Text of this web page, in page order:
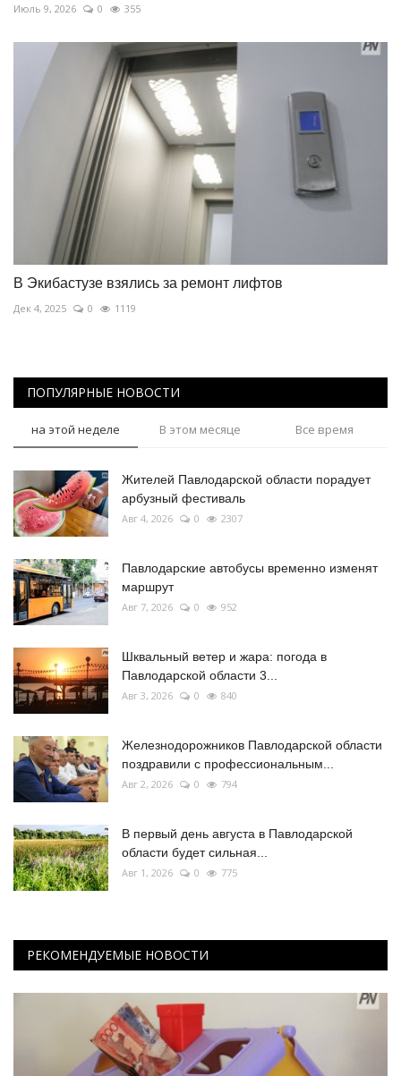
Июль 9, 2026 0 355
В Экибастузе взялись за ремонт лифтов
Дек 4, 2025 0 1119
ПОПУЛЯРНЫЕ НОВОСТИ
на этой неделе В этом месяце Все время
Жителей Павлодарской области порадует
арбузный фестиваль
Авг 4, 2026 0 2307
Павлодарские автобусы временно изменят
маршрут
Авг 7, 2026 0 952
Шквальный ветер и жара: погода в
Павлодарской области 3...
Авг 3, 2026 0 840
Железнодорожников Павлодарской области
поздравили с профессиональным...
Авг 2, 2026 0 794
В первый день августа в Павлодарской
области будет сильная...
Авг 1, 2026 0 775
РЕКОМЕНДУЕМЫЕ НОВОСТИ